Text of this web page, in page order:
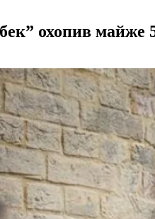
охопив майже